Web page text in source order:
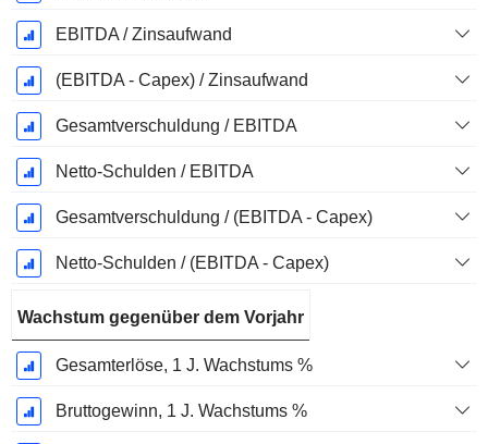
EBITDA / Zinsaufwand
(EBITDA - Capex) / Zinsaufwand
Gesamtverschuldung / EBITDA
Netto-Schulden / EBITDA
Gesamtverschuldung / (EBITDA - Capex)
Netto-Schulden / (EBITDA - Capex)
Wachstum gegenüber dem Vorjahr
Gesamterlöse, 1 J. Wachstums %
Bruttogewinn, 1 J. Wachstums %